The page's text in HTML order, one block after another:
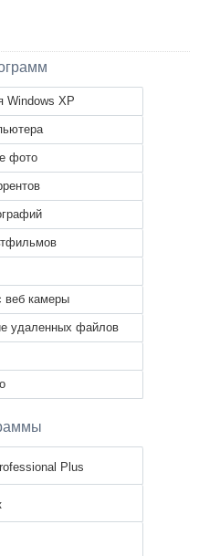
Windows XP
фото
веб камеры
удаленных файлов
Plus